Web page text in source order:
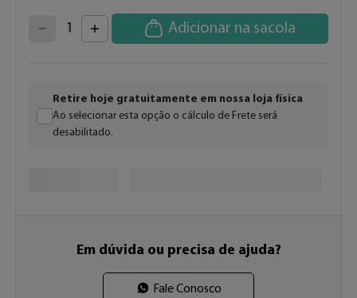
1 Adicionar na sacola
Retire hoje gratuitamente em nossa loja física
Ao selecionar esta opção o cálculo de Frete será
desabilitado.
Em dúvida ou precisa de ajuda?
Fale Conosco